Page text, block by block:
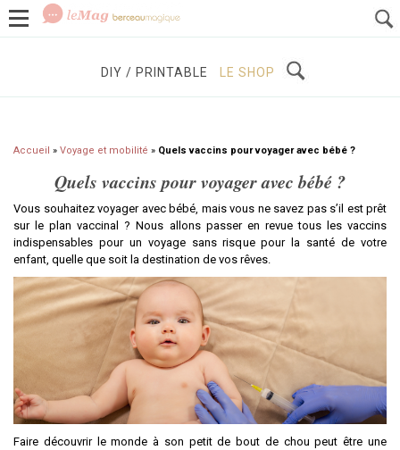
GROSSESSE BÉBÉS / ENFANTS
DIY / PRINTABLE LE SHOP
Accueil » Voyage et mobilité » Quels vaccins pour voyager avec bébé ?
Quels vaccins pour voyager avec bébé ?
Vous souhaitez voyager avec bébé, mais vous ne savez pas s’il est prêt
sur le plan vaccinal ? Nous allons passer en revue tous les vaccins
indispensables pour un voyage sans risque pour la santé de votre
enfant, quelle que soit la destination de vos rêves.
Faire découvrir le monde à son petit de bout de chou peut être une